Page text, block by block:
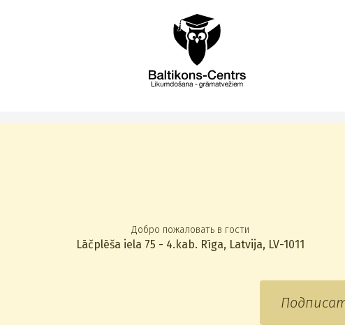
Добро пожаловать в гости
Lāčplēša iela 75 - 4.kab. Rīga, Latvija, LV-1011